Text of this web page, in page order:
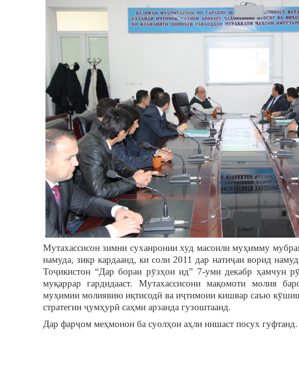
Мутахассисон зимни суханронии худ масоили муҳимму
намуда, зикр кардаанд, ки соли 2011 дар натиҷаи ворид
Тоҷикистон “Дар бораи рӯзҳои ид” 7-уми декабр ҳамчун
муқаррар гардидааст. Мутахассисони мақомоти молия
муҳимии молиявию иқтисодӣ ва иҷтимоии кишвар саъю
стратегии ҷумҳурӣ саҳми арзанда гузоштаанд.
Дар фарҷом меҳмонон ба суолҳои аҳли нишаст посух гуфтанд.